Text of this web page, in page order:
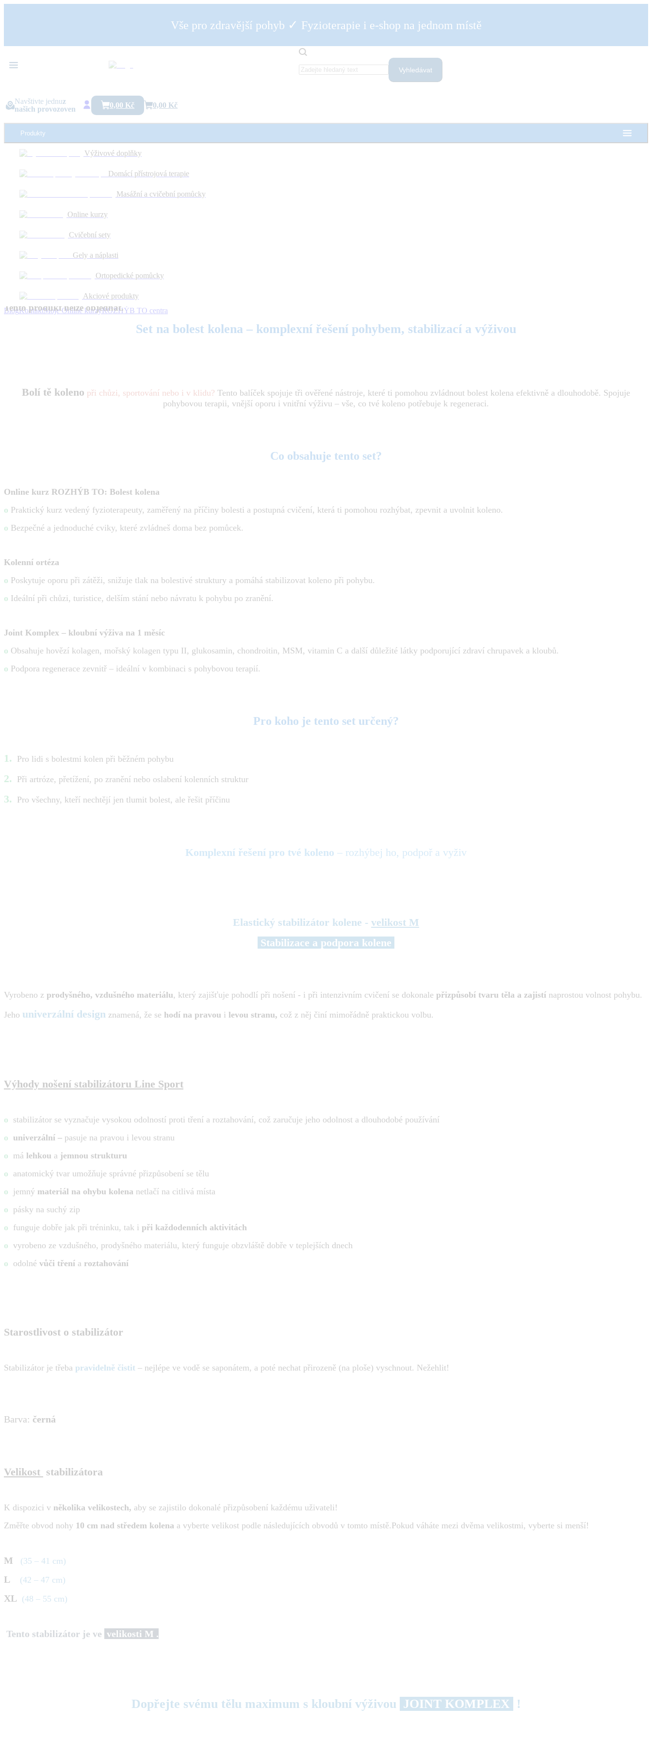
Vše pro zdravější pohyb ✓ Fyzioterapie i e-shop na jednom místě
Vyhledávat
Navštivte jednuz
našich provozoven
0,00 Kč 0,00 Kč
Produkty
Výživové doplňky
Domácí přístrojová terapie
Masážní a cvičební pomůcky
Online kurzy
Cvičební sety
Gely a náplasti
Ortopedické pomůcky
Akciové produkty
BlogKontaktMoje Online kurzyROZHÝB TO centra
Obrázok je ilustračný a má len informatívny charakter.
Obrázok je ilustračný a má len informatívny charakter.
Set na bolesti kolene (elastický stabilizátor kolene velikost M)
Tento produkt nelze objednat.
Set na bolest kolena – komplexní řešení pohybem, stabilizací a výživou
Bolí tě koleno při chůzi, sportování nebo i v klidu? Tento balíček spojuje tři ověřené nástroje, které ti pomohou zvládnout bolest kolena efektivně a dlouhodobě. Spojuje
pohybovou terapii, vnější oporu i vnitřní výživu – vše, co tvé koleno potřebuje k regeneraci.
Co obsahuje tento set?
Online kurz ROZHÝB TO: Bolest kolena
o Praktický kurz vedený fyzioterapeuty, zaměřený na příčiny bolesti a postupná cvičení, která ti pomohou rozhýbat, zpevnit a uvolnit koleno.
o Bezpečné a jednoduché cviky, které zvládneš doma bez pomůcek.
Kolenní ortéza
o Poskytuje oporu při zátěži, snižuje tlak na bolestivé struktury a pomáhá stabilizovat koleno při pohybu.
o Ideální při chůzi, turistice, delším stání nebo návratu k pohybu po zranění.
Joint Komplex – kloubní výživa na 1 měsíc
o Obsahuje hovězí kolagen, mořský kolagen typu II, glukosamin, chondroitin, MSM, vitamin C a další důležité látky podporující zdraví chrupavek a kloubů.
o Podpora regenerace zevnitř – ideální v kombinaci s pohybovou terapií.
Pro koho je tento set určený?
1. Pro lidi s bolestmi kolen při běžném pohybu
2. Při artróze, přetížení, po zranění nebo oslabení kolenních struktur
3. Pro všechny, kteří nechtějí jen tlumit bolest, ale řešit příčinu
Komplexní řešení pro tvé koleno – rozhýbej ho, podpoř a vyživ
Elastický stabilizátor kolene - velikost M
Stabilizace a podpora kolene
Vyrobeno z prodyšného, ​​vzdušného materiálu, který zajišťuje pohodlí při nošení - i při intenzivním cvičení se dokonale přizpůsobí tvaru těla a zajistí naprostou volnost pohybu.
Jeho univerzální design znamená, že se hodí na pravou i levou stranu, což z něj činí mimořádně praktickou volbu.
Výhody nošení stabilizátoru Line Sport
o stabilizátor se vyznačuje vysokou odolností proti tření a roztahování, což zaručuje jeho odolnost a dlouhodobé používání
o univerzální – pasuje na pravou i levou stranu
o má lehkou a jemnou strukturu
o anatomický tvar umožňuje správné přizpůsobení se tělu
o jemný materiál na ohybu kolena netlačí na citlivá místa
o pásky na suchý zip
o funguje dobře jak při tréninku, tak i při každodenních aktivitách
o vyrobeno ze vzdušného, ​​prodyšného materiálu, který funguje obzvláště dobře v teplejších dnech
o odolné vůči tření a roztahování
Starostlivost o stabilizátor
Stabilizátor je třeba pravidelně čistit – nejlépe ve vodě se saponátem, a poté nechat přirozeně (na ploše) vyschnout. Nežehlit!
Barva: černá
Velikost stabilizátora
K dispozici v několika velikostech, aby se zajistilo dokonalé přizpůsobení každému uživateli!
Změřte obvod nohy 10 cm nad středem kolena a vyberte velikost podle následujících obvodů v tomto místě.Pokud váháte mezi dvěma velikostmi, vyberte si menší!
M (35 – 41 cm)
L (42 – 47 cm)
XL (48 – 55 cm)
Tento stabilizátor je ve velikosti M .
Dopřejte svému tělu maximum s kloubní výživou JOINT KOMPLEX !